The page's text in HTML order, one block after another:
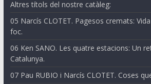
Altres títols del nostre catàleg:
05 Narcís CLOTET. Pagesos cremats:
foc.
06 Ken SANO. Les quatre estacions: Un
Catalunya.
07 Pau RUBIO i Narcís CLOTET. Coses